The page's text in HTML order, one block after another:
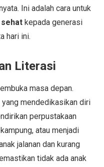
Ini adalah cara untuk
kepada generasi
hari ini.
Literasi
masa depan.
mendedikasikan diri
perpustakaan
atau menjadi
jalanan dan kurang
tidak ada anak